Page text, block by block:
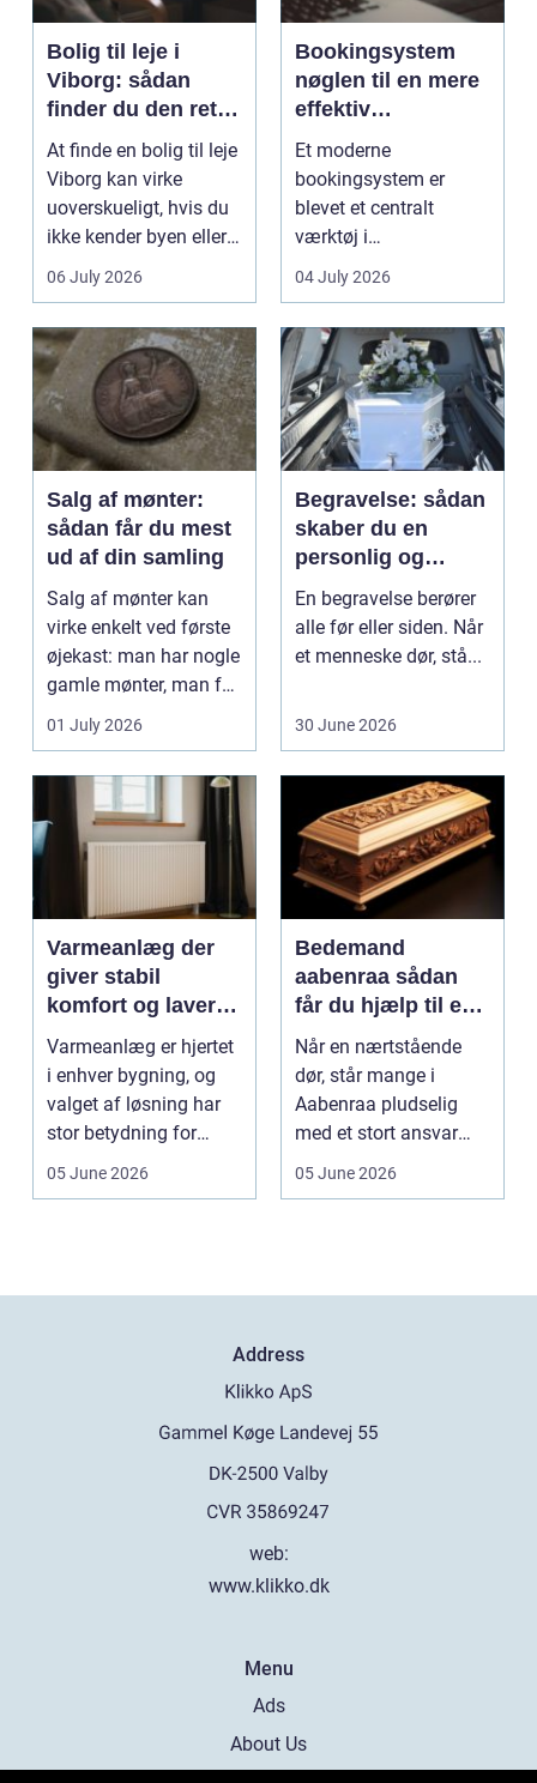
Bolig til leje i
Viborg: sådan
finder du den rette
lejlighed
At finde en bolig til leje
Viborg kan virke
uoverskueligt, hvis du
ikke kender byen eller
det lokale...
06 July 2026
Bookingsystem
nøglen til en mere
effektiv
klinikhverdag
Et moderne
bookingsystem er
blevet et centralt
værktøj i
sundhedssektoren.
Klinikker, praksis og
beh...
04 July 2026
Salg af mønter:
sådan får du mest
ud af din samling
Salg af mønter kan
virke enkelt ved første
øjekast: man har nogle
gamle mønter, man får
dem vurderet...
01 July 2026
Begravelse: sådan
skaber du en
personlig og
respektfuld afsked
En begravelse berører
alle før eller siden. Når
et menneske dør, stå...
30 June 2026
Varmeanlæg der
giver stabil
komfort og lavere
energiregning
Varmeanlæg er hjertet
i enhver bygning, og
valget af løsning har
stor betydning for
b&a...
05 June 2026
Bedemand
aabenraa sådan
får du hjælp til en
værdig afsked
Når en nærtstående
dør, står mange i
Aabenraa pludselig
med et stort ansvar
midt i sorgen.
05 June 2026
Address
web:
www.klikko.dk
Menu
Ads
About Us